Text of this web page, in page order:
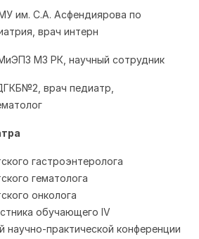
им. С.А. Асфендиярова по
врач интерн
МЗ РК, научный сотрудник
врач педиатр,
гастроэнтеролога
гематолога
онколога
обучающего IV
практической конференции